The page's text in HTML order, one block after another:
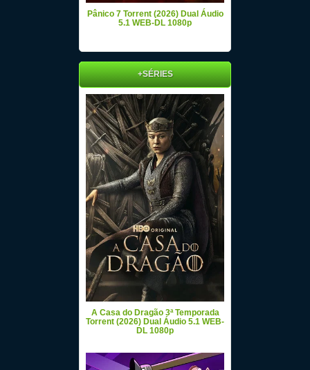
Pânico 7 Torrent (2026) Dual Áudio
5.1 WEB-DL 1080p
+SÉRIES
A Casa do Dragão 3ª Temporada
Torrent (2026) Dual Áudio 5.1 WEB-
DL 1080p